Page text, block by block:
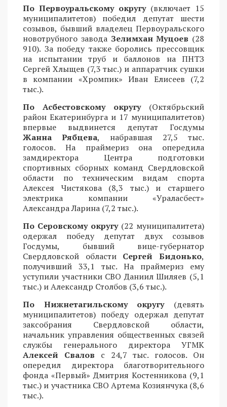
По Первоуральскому округу(включает 15
муниципалитетов) победил депутат шести
созывов, бывший владелец Первоуральского
новотрубного завода Зелимхан Муцоев (28
910). За победу также боролись прессовщик
на испытании труб и баллонов на ПНТЗ
Сергей Хлыщев (7,3 тыс.) и аппаратчик сушки
в компании «Хромпик» Иван Елисеев (7,2
тыс.).
По Асбестовскому округу(Октябрьский
район Екатеринбурга и 17 муниципалитетов)
впервые выдвинется депутат Госдумы
Жанна Рябцева, набравшая 27,5 тыс.
голосов. На праймериз она опередила
замдиректора Центра подготовки
спортивных сборных команд Свердловской
области по техническим видам спорта
Алексея Чистякова (8,3 тыс.) и старшего
электрика компании «Ураласбест»
Александра Ларина (7,2 тыс.).
По Серовскому округу(22 муниципалитета)
одержал победу депутат двух созывов
Госдумы, бывший вице-губернатор
Свердловской области Сергей Бидонько,
получивший 33,1 тыс. На праймериз ему
уступили участники СВО Даниил Шиляев (5,1
тыс.) и Александр Столбов (3,6 тыс.).
По Нижнетагильскому округу(девять
муниципалитетов) победу одержал депутат
заксобрания Свердловской области,
начальник управления общественных связей
службы генерального директора УГМК
Алексей Свалов с 24,7 тыс. голосов. Он
опередил директора благотворительного
фонда «Первый» Дмитрия Костенникова (9,1
тыс.) и участника СВО Артема Козиянчука (8,6
тыс.).